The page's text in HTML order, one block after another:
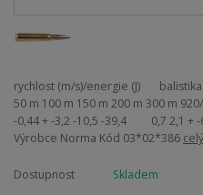
rychlost (m/s)/energie (J)
50 m 100 m 150 m 200 m 300 m
-0,44 + -3,2 -10,5 -39,4 0,7 2,1 + -
Výrobce Norma Kód 03*02*386
Dostupnost
Skladem